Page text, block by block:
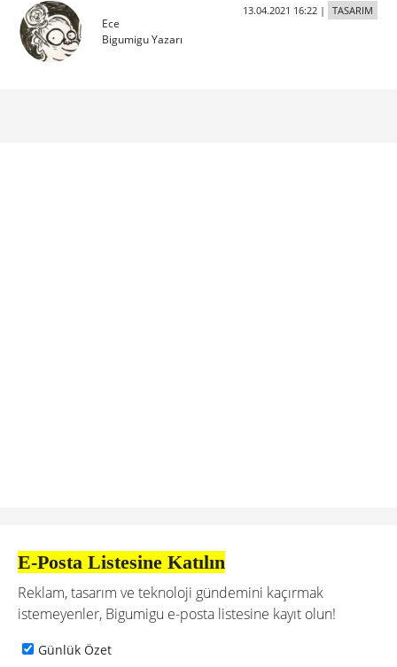
Ece
Bigumigu Yazarı
13.04.2021 16:22| TASARIM
E-Posta Listesine Katılın
Reklam, tasarım ve teknoloji gündemini kaçırmak
istemeyenler, Bigumigu e-posta listesine kayıt olun!
Günlük Özet